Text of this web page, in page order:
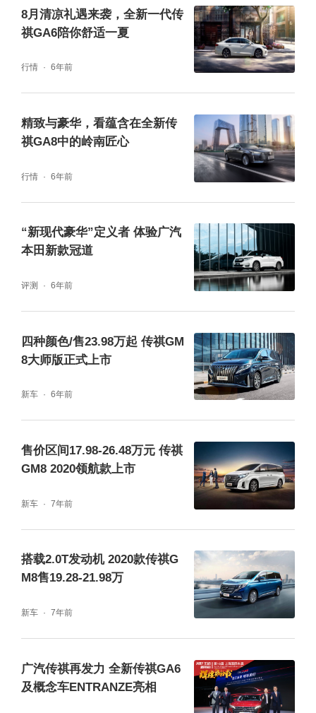
能,不仅具有档次感,也让乘客舒展身心,奢享怡
然。哈曼定制的Infinity音响系统琼音华章、亲
临其境;双10.1英寸液晶屏后排娱乐系统高清显
造无上尊崇,为乘客带来超级VIP般的款待。
(传祺GM8带来宾至如归乘坐体验)
行驶中的传祺GM8同样能够让乘客倍感舒适和
轻松,切实做到沉着稳劲,细腻如斯。其搭载的
出澎湃有力,最大功率达到185kW,最大扭矩达
到390N·m,匹配全新一代爱信8AT变速箱,有效
减少顿挫、颠簸等情况,让动力输出更为线性、
延绵顺畅。前麦弗逊后多连杆的独立悬挂在保
证过弯支撑性的同时兼顾行驶舒适感,传祺GM
8用细致的底盘调教实现兼得鱼与熊掌的驾控
8月清凉礼遇来袭，全新一代传
祺GA6陪你舒适一夏
行情 6年前
精致与豪华，看蕴含在全新传
祺GA8中的岭南匠心
行情 6年前
“新现代豪华”定义者 体验广汽
本田新款冠道
评测 6年前
四种颜色/售23.98万起 传祺GM
8大师版正式上市
新车 6年前
售价区间17.98-26.48万元 传祺
GM8 2020领航款上市
新车 7年前
搭载2.0T发动机 2020款传祺G
M8售19.28-21.98万
新车 7年前
广汽传祺再发力 全新传祺GA6
及概念车ENTRANZE亮相